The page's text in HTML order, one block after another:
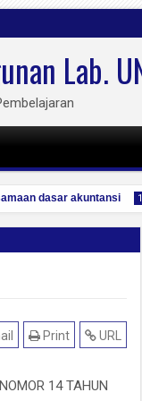
Lab.
dasar akuntansi
URL
Print
14 TAHUN